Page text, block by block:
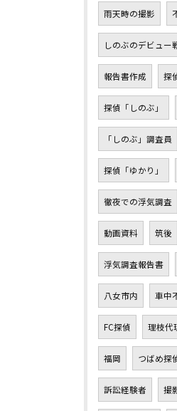
雨天時の撮影
しのぶのデビュー
報告書作成 探
探偵「しのぶ」
「しのぶ」調査員
探偵「ゆかり」
徹夜での浮気調査
動画資料 筑後
浮気調査報告書
八女市内 車中
FC探偵 理枝代
福岡 つばめ探
訴訟経験者 撮